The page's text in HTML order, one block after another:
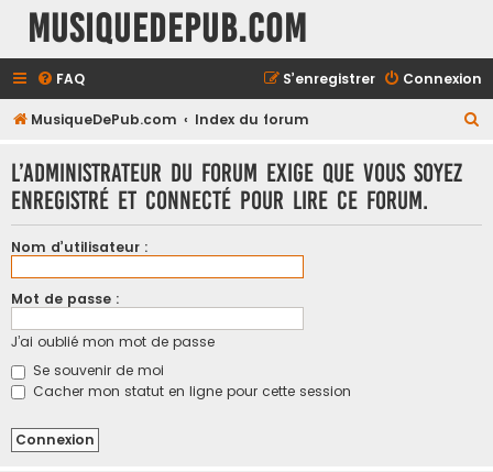
MusiqueDePub.com
FAQ Connexion
S’enregistrer
MusiqueDePub.com Index du forum
L’administrateur du forum exige que vous soyez
enregistré et connecté pour lire ce forum.
Nom d’utilisateur :
Mot de passe :
J’ai oublié mon mot de passe
Se souvenir de moi
Cacher mon statut en ligne pour cette session